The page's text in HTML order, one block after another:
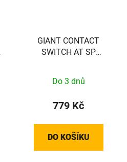
GIANT CONTACT
SWITCH AT SP
Do 3 dnů
779 Kč
DO KOŠÍKU